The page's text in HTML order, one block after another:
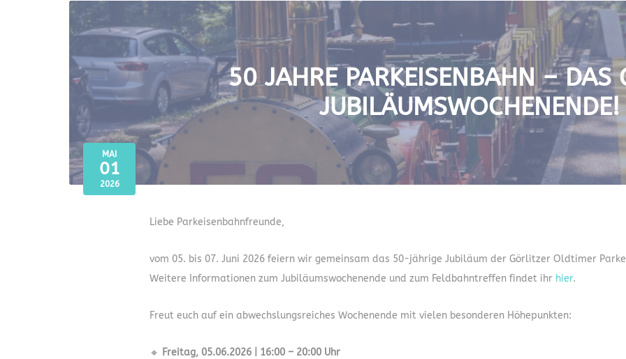
50 JAHRE PARKEISENBAHN – DAS
UBILÄUMSWOCHENENDE!
MAI
01
2026
Liebe Parkeisenbahnfreunde,
vom 05. bis 07. Juni 2026 feiern wir gemeinsam das 50-jährige Jubiläum der Görlitzer Oldtimer
Weitere Informationen zum Jubiläumswochenende und zum Feldbahntreffen findet ihr hier.
Freut euch auf ein abwechslungsreiches Wochenende mit vielen besonderen Höhepunkten:
🔸 Freitag, 05.06.2026 | 16:00 – 20:00 Uhr